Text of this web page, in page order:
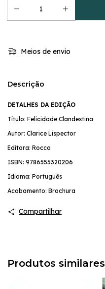
Meios de envio
Descrição
DETALHES DA EDIÇÃO
Título: Felicidade Clandestina
Autor: Clarice Lispector
Editora: Rocco
ISBN: 9786555320206
Idioma: Português
Acabamento: Brochura
Compartilhar
Produtos similares